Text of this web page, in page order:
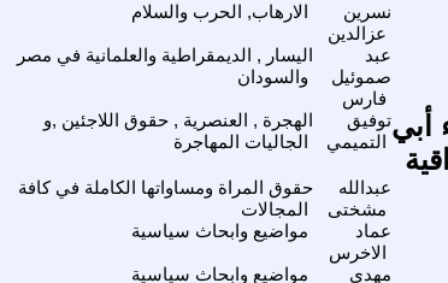
الارهاب, الحرب والسلام
نسرين
عزالدين
اليسار , الديمقراطية والعلمانية في مصر
والسودان
عبد
صموئيل
فارس
الهجرة , العنصرية , حقوق اللاجئين ,و
الجاليات المهاجرة
توفيق
التميمي أبي
حقوق المراة ومساواتها الكاملة في كافة
المجالات
عبدالله
مشختى
مواضيع وابحاث سياسية
عماد
الاخرس
مواضيع وابحاث سياسية
مهدي